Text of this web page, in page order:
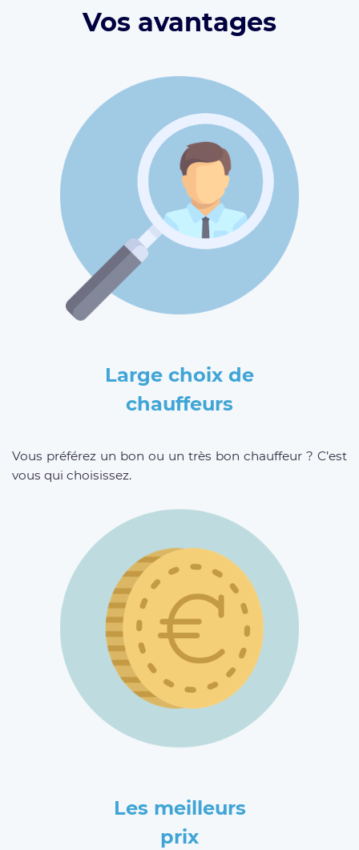
Vos avantages
Large choix de
chauffeurs
Vous préférez un bon ou un très bon chauffeur ? C’est
vous qui choisissez.
Les meilleurs
prix